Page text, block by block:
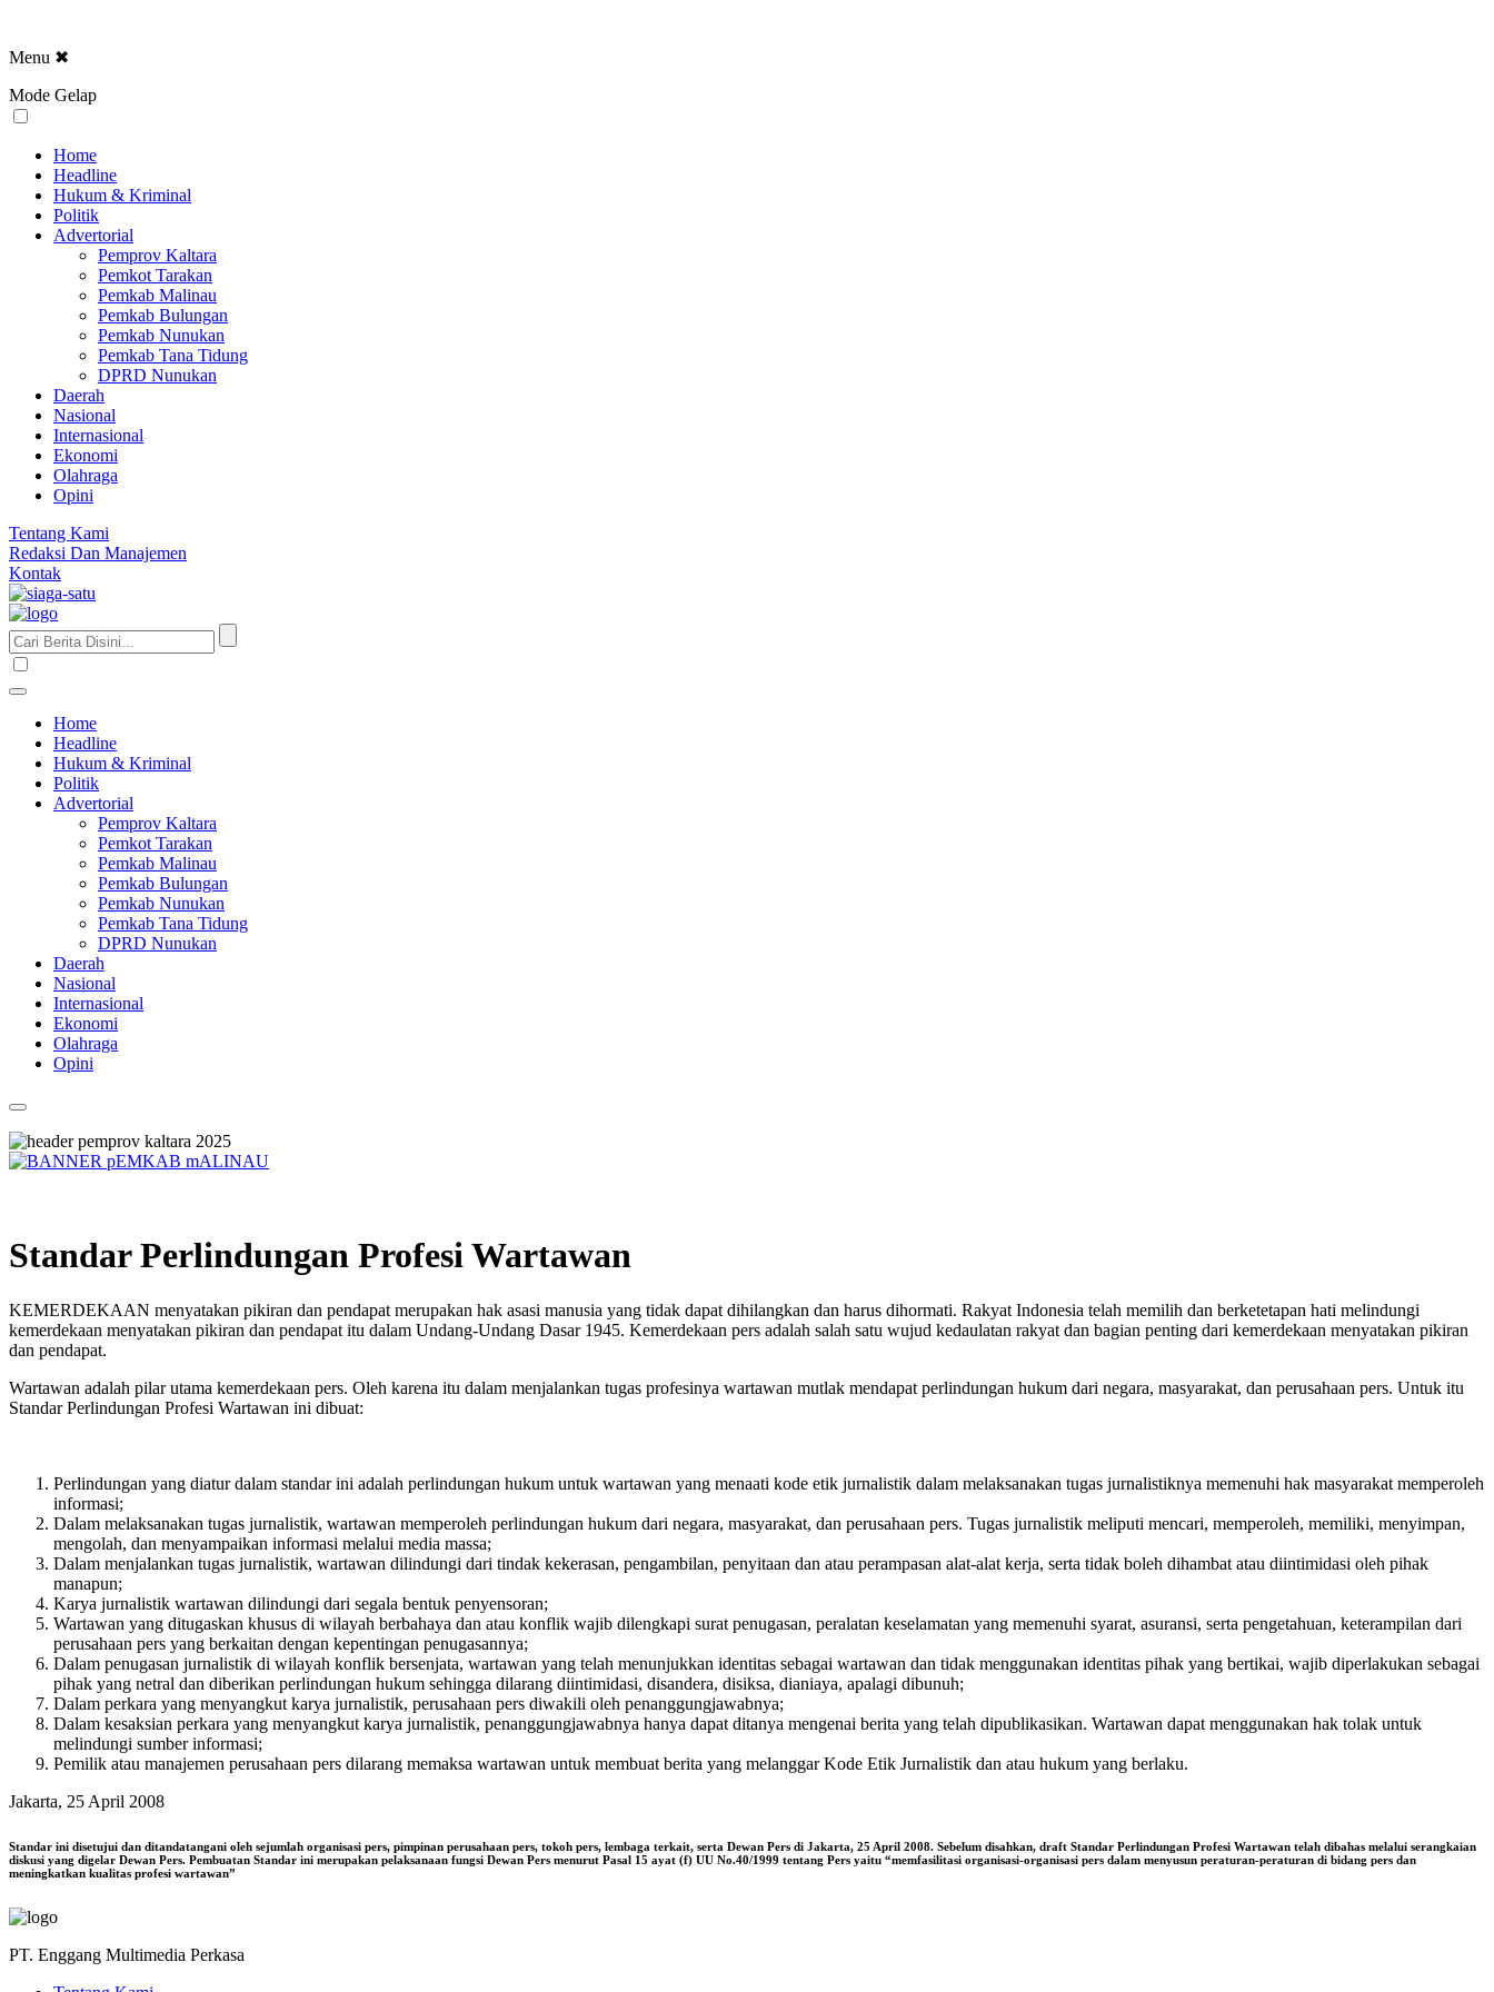
Menu ✖
Mode Gelap
Home
Headline
Hukum & Kriminal
Politik
Advertorial
Pemprov Kaltara
Pemkot Tarakan
Pemkab Malinau
Pemkab Bulungan
Pemkab Nunukan
Pemkab Tana Tidung
DPRD Nunukan
Daerah
Nasional
Internasional
Ekonomi
Olahraga
Opini
Tentang Kami
Redaksi Dan Manajemen
Kontak
Home
Headline
Hukum & Kriminal
Politik
Advertorial
Pemprov Kaltara
Pemkot Tarakan
Pemkab Malinau
Pemkab Bulungan
Pemkab Nunukan
Pemkab Tana Tidung
DPRD Nunukan
Daerah
Nasional
Internasional
Ekonomi
Olahraga
Opini
Standar Perlindungan Profesi Wartawan
KEMERDEKAAN menyatakan pikiran dan pendapat merupakan hak asasi manusia yang tidak dapat dihilangkan dan harus dihormati. Rakyat Indonesia telah memilih dan berketetapan hati melindungi
kemerdekaan menyatakan pikiran dan pendapat itu dalam Undang-Undang Dasar 1945. Kemerdekaan pers adalah salah satu wujud kedaulatan rakyat dan bagian penting dari kemerdekaan menyatakan pikiran
dan pendapat.
Wartawan adalah pilar utama kemerdekaan pers. Oleh karena itu dalam menjalankan tugas profesinya wartawan mutlak mendapat perlindungan hukum dari negara, masyarakat, dan perusahaan pers. Untuk itu
Standar Perlindungan Profesi Wartawan ini dibuat:
Perlindungan yang diatur dalam standar ini adalah perlindungan hukum untuk wartawan yang menaati kode etik jurnalistik dalam melaksanakan tugas jurnalistiknya memenuhi hak masyarakat memperoleh
informasi;
Dalam melaksanakan tugas jurnalistik, wartawan memperoleh perlindungan hukum dari negara, masyarakat, dan perusahaan pers. Tugas jurnalistik meliputi mencari, memperoleh, memiliki, menyimpan,
mengolah, dan menyampaikan informasi melalui media massa;
Dalam menjalankan tugas jurnalistik, wartawan dilindungi dari tindak kekerasan, pengambilan, penyitaan dan atau perampasan alat-alat kerja, serta tidak boleh dihambat atau diintimidasi oleh pihak
manapun;
Karya jurnalistik wartawan dilindungi dari segala bentuk penyensoran;
Wartawan yang ditugaskan khusus di wilayah berbahaya dan atau konflik wajib dilengkapi surat penugasan, peralatan keselamatan yang memenuhi syarat, asuransi, serta pengetahuan, keterampilan dari
perusahaan pers yang berkaitan dengan kepentingan penugasannya;
Dalam penugasan jurnalistik di wilayah konflik bersenjata, wartawan yang telah menunjukkan identitas sebagai wartawan dan tidak menggunakan identitas pihak yang bertikai, wajib diperlakukan sebagai
pihak yang netral dan diberikan perlindungan hukum sehingga dilarang diintimidasi, disandera, disiksa, dianiaya, apalagi dibunuh;
Dalam perkara yang menyangkut karya jurnalistik, perusahaan pers diwakili oleh penanggungjawabnya;
Dalam kesaksian perkara yang menyangkut karya jurnalistik, penanggungjawabnya hanya dapat ditanya mengenai berita yang telah dipublikasikan. Wartawan dapat menggunakan hak tolak untuk
melindungi sumber informasi;
Pemilik atau manajemen perusahaan pers dilarang memaksa wartawan untuk membuat berita yang melanggar Kode Etik Jurnalistik dan atau hukum yang berlaku.
Jakarta, 25 April 2008
Standar ini disetujui dan ditandatangani oleh sejumlah organisasi pers, pimpinan perusahaan pers, tokoh pers, lembaga terkait, serta Dewan Pers di Jakarta, 25 April 2008. Sebelum disahkan, draft Standar Perlindungan Profesi Wartawan telah dibahas melalui serangkaian
diskusi yang digelar Dewan Pers. Pembuatan Standar ini merupakan pelaksanaan fungsi Dewan Pers menurut Pasal 15 ayat (f) UU No.40/1999 tentang Pers yaitu “memfasilitasi organisasi-organisasi pers dalam menyusun peraturan-peraturan di bidang pers dan
meningkatkan kualitas profesi wartawan”
PT. Enggang Multimedia Perkasa